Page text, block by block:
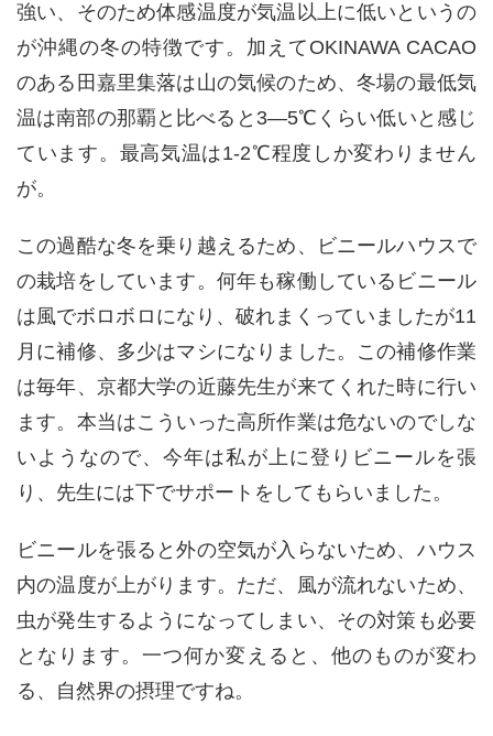
強い、そのため体感温度が気温以上に低いというの
が沖縄の冬の特徴です。加えて OKINAWA CACAO
のある田嘉里集落は山の気候のため、冬場の最低気
温は南部の那覇と比べると 3―5℃くらい低いと感じ
ています。最高気温は1-2℃程度しか変わりません
が。
この過酷な冬を乗り越えるため、ビニールハウスで
の栽培をしています。何年も稼働しているビニール
は風でボロボロになり、破れまくっていましたが11
月に補修、多少はマシになりました。この補修作業
は毎年、京都大学の近藤先生が来てくれた時に行い
ます。本当はこういった高所作業は危ないのでしな
いようなので、今年は私が上に登りビニールを張
り、先生には下でサポートをしてもらいました。
ビニールを張ると外の空気が入らないため、ハウス
内の温度が上がります。ただ、風が流れないため、
虫が発生するようになってしまい、その対策も必要
となります。一つ何か変えると、他のものが変わ
る、自然界の摂理ですね。